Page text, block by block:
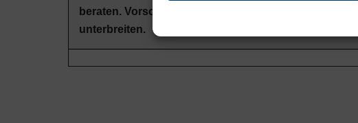
beraten. Vorschläge zur Gestaltung von Kursen und
unterbreiten.